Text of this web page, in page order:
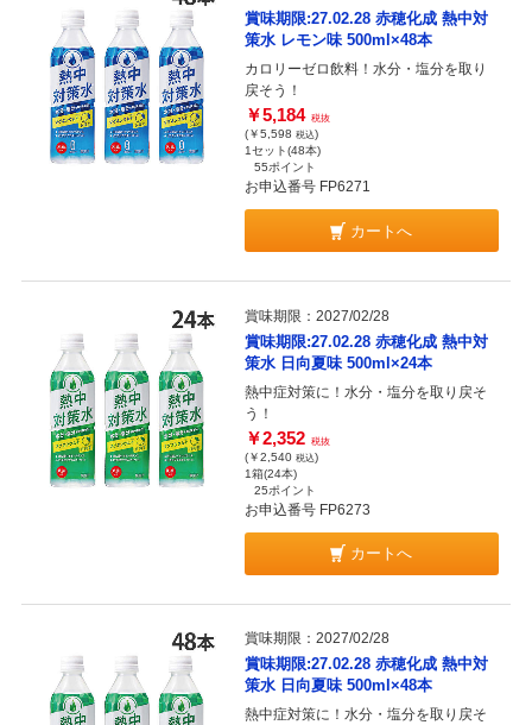
賞味期限:27.02.28 赤穂化成 熱中対
策水 レモン味 500ml×48本
カロリーゼロ飲料！水分・塩分を取り
戻そう！
￥5,184 税抜
(￥5,598 税込)
1セット(48本)
55ポイント
お申込番号 FP6271
カートへ
賞味期限：2027/02/28
賞味期限:27.02.28 赤穂化成 熱中対
策水 日向夏味 500ml×24本
熱中症対策に！水分・塩分を取り戻そ
う！
￥2,352 税抜
(￥2,540 税込)
1箱(24本)
25ポイント
お申込番号 FP6273
カートへ
賞味期限：2027/02/28
賞味期限:27.02.28 赤穂化成 熱中対
策水 日向夏味 500ml×48本
熱中症対策に！水分・塩分を取り戻そ